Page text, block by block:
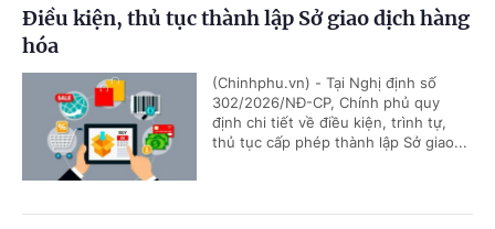
Điều kiện, thủ tục thành lập Sở giao dịch hàng
hóa
(Chinhphu.vn) - Tại Nghị định số
302/2026/NĐ-CP, Chính phủ quy
định chi tiết về điều kiện, trình tự,
thủ tục cấp phép thành lập Sở giao...